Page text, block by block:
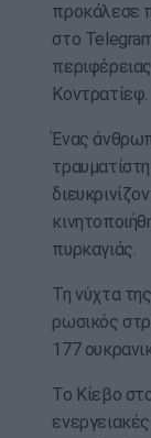
προκάλεσε
στο
Κοντρατίεφ.
Ένας
πυρκαγιάς.
Τη νύχτα
ρωσικός
177
Το Κίεβο